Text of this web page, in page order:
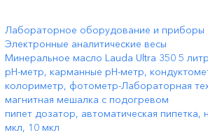
Лабораторное оборудование и приборы
Электронные аналитические весы
Минеральное масло Lauda Ultra 350 5
pH-метр, карманные рН-метр,
колориметр, фотометр-Лабораторная
магнитная мешалка c подогревом
пипет дозатор, автоматическая пипетка,
мкл, 10 мкл